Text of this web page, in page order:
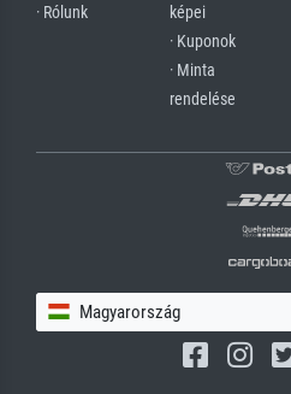
· Rólunk
képei
· Kuponok
· Minta
rendelése
Magyarország